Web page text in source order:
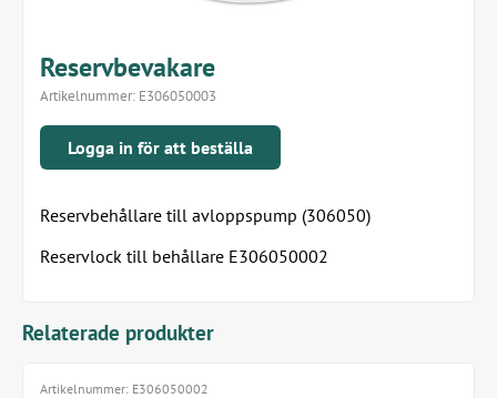
Reservbevakare
Artikelnummer: E306050003
Logga in för att beställa
Reservbehållare till avloppspump (306050)
Reservlock till behållare E306050002
Relaterade produkter
Artikelnummer: E306050002